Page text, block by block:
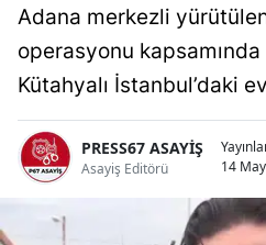
Adana merkezli
operasyonu kapsamında
Kütahyalı İstanbul’daki
PRESS67 ASAYİŞ
Asayiş Editörü
14